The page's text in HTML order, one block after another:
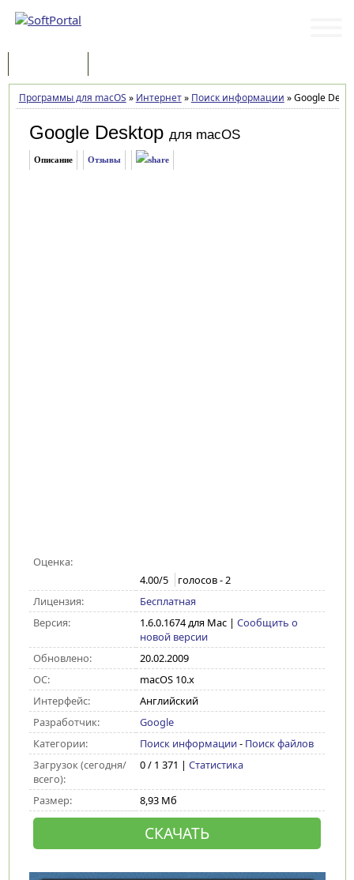
Программы для macOS » Интернет» Поиск информации »Google
Google Desktop для macOS
Описание Отзывы
Оценка:
4.00/5 голосов -2
Лицензия:
Бесплатная
Версия:
1.6.0.1674 для Mac| Сообщить о
новой версии
Обновлено:
20.02.2009
ОС:
macOS 10.x
Интерфейс:
Английский
Разработчик:
Google
Категории:
Поиск информации- Поиск файлов
Загрузок (сегодня/
всего):
0 / 1 371 | Статистика
Размер: 8,93 Мб
СКАЧАТЬ